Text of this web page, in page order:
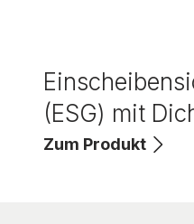
(ESG) mit
Zum Produkt